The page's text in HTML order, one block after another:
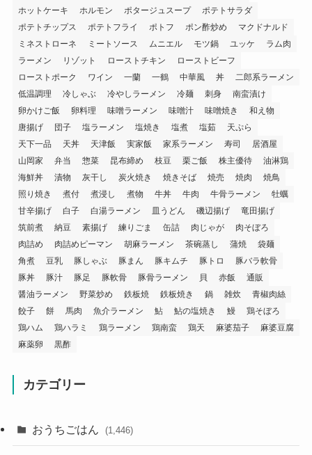
ホットケーキ
ホルモン ポタージュスープ
ポテトサラダ
ポテトチップス
ポテトフライ ポトフ ポン酢炒め
マクドナルド
ミネストローネ
ミートソース ムニエル モツ鍋 ユッケ
ラム肉
ラーメン
リゾット ローストチキン
ローストビーフ
ローストポーク
ワイン 一蘭 一鶴 中華風 丼
二郎系ラーメン
低温調理
冷しゃぶ 冷やしラーメン 冷麺 刺身
南蛮漬け
卵かけご飯
卵料理 味噌ラーメン 味噌汁 味噌焼き
和え物
唐揚げ
団子 塩ラーメン 塩焼き 塩煮 塩茹
天ぷら
天下一品
天丼 天津飯 実家飯 家系ラーメン 寿司
居酒屋
山岡家
弁当 惣菜 昆布締め 枝豆 栗ご飯 株主優待
油淋鶏
海鮮丼
漬物 灰干し 炭火焼き 焼きそば 焼売 焼肉
焼鳥
照り焼き
煮付 煮浸し 煮物 牛丼 牛肉 牛骨ラーメン
牡蠣
甘辛揚げ
白子 白湯ラーメン 皿うどん 磯辺揚げ
竜田揚げ
筑前煮
納豆 素揚げ 練りごま 缶詰 肉じゃが
肉そぼろ
肉詰め
肉詰めピーマン 胡麻ラーメン 茶碗蒸し 蒲焼
袋麺
角煮
豆乳 豚しゃぶ 豚まん 豚キムチ 豚トロ
豚バラ軟骨
豚丼
豚汁 豚足 豚軟骨 豚骨ラーメン 貝 赤飯
通販
醤油ラーメン
野菜炒め 鉄板焼 鉄板焼き 鍋 雑炊
青椒肉絲
餃子
餅 馬肉 魚介ラーメン 鮎 鮎の塩焼き 鰻
鶏そぼろ
鶏ハム
鶏ハラミ 鶏ラーメン 鶏南蛮 鶏天 麻婆茄子
麻婆豆腐
麻薬卵
黒酢
カテゴリー
おうちごはん (1,446)